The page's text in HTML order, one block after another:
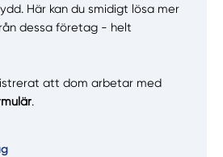
Här kan du smidigt lösa mer
dessa företag - helt
att dom arbetar med
.